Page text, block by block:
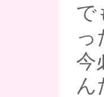
で
っ
今